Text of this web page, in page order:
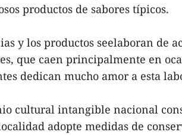
productos de sabores típicos.
y los productos seelaboran de
que caen principalmente en
dedican mucho amor a esta
cultural intangible nacional
adopte medidas de